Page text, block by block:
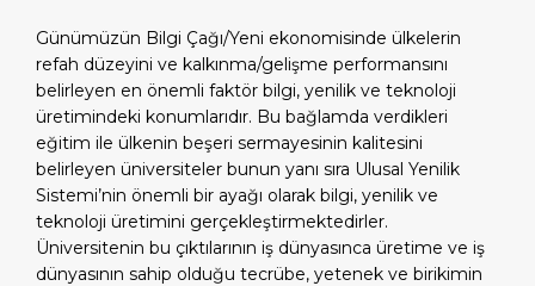
Günümüzün Bilgi Çağı/Yeni ekonomisinde ülkelerin
refah düzeyini ve kalkınma/gelişme performansını
belirleyen en önemli faktör bilgi, yenilik ve teknoloji
üretimindeki konumlarıdır. Bu bağlamda verdikleri
eğitim ile ülkenin beşeri sermayesinin kalitesini
belirleyen üniversiteler bunun yanı sıra Ulusal Yenilik
Sistemi’nin önemli bir ayağı olarak bilgi, yenilik ve
teknoloji üretimini gerçekleştirmektedirler.
Üniversitenin bu çıktılarının iş dünyasınca üretime ve iş
dünyasının sahip olduğu tecrübe, yetenek ve birikimin